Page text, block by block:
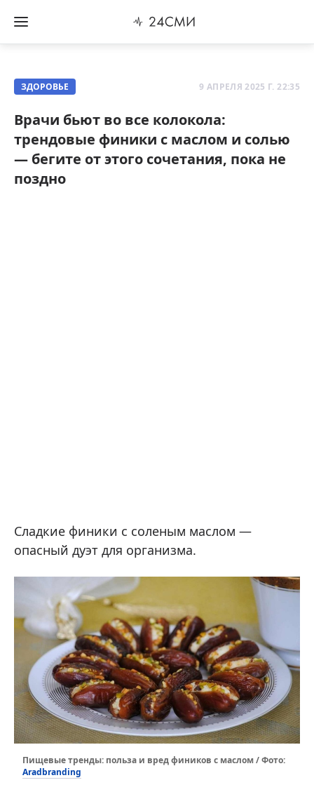
ЗДОРОВЬЕ 9 АПРЕЛЯ 2025 Г. 22:35
Врачи бьют во все колокола:
трендовые финики с маслом и солью
— бегите от этого сочетания, пока не
поздно
Сладкие финики с соленым маслом —
опасный дуэт для организма.
Пищевые тренды: польза и вред фиников с маслом / Фото:
Aradbranding